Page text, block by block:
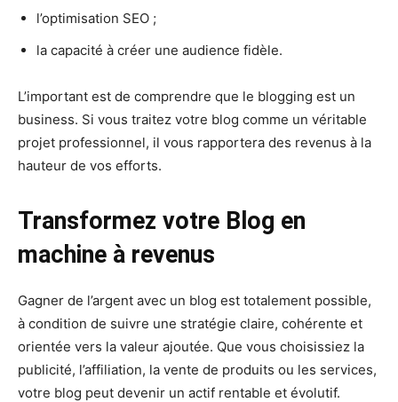
l’optimisation SEO ;
la capacité à créer une audience fidèle.
L’important est de comprendre que le blogging est un
business. Si vous traitez votre blog comme un véritable
projet professionnel, il vous rapportera des revenus à la
hauteur de vos efforts.
Transformez votre Blog en
machine à revenus
Gagner de l’argent avec un blog est totalement possible,
à condition de suivre une stratégie claire, cohérente et
orientée vers la valeur ajoutée. Que vous choisissiez la
publicité, l’affiliation, la vente de produits ou les services,
votre blog peut devenir un actif rentable et évolutif.